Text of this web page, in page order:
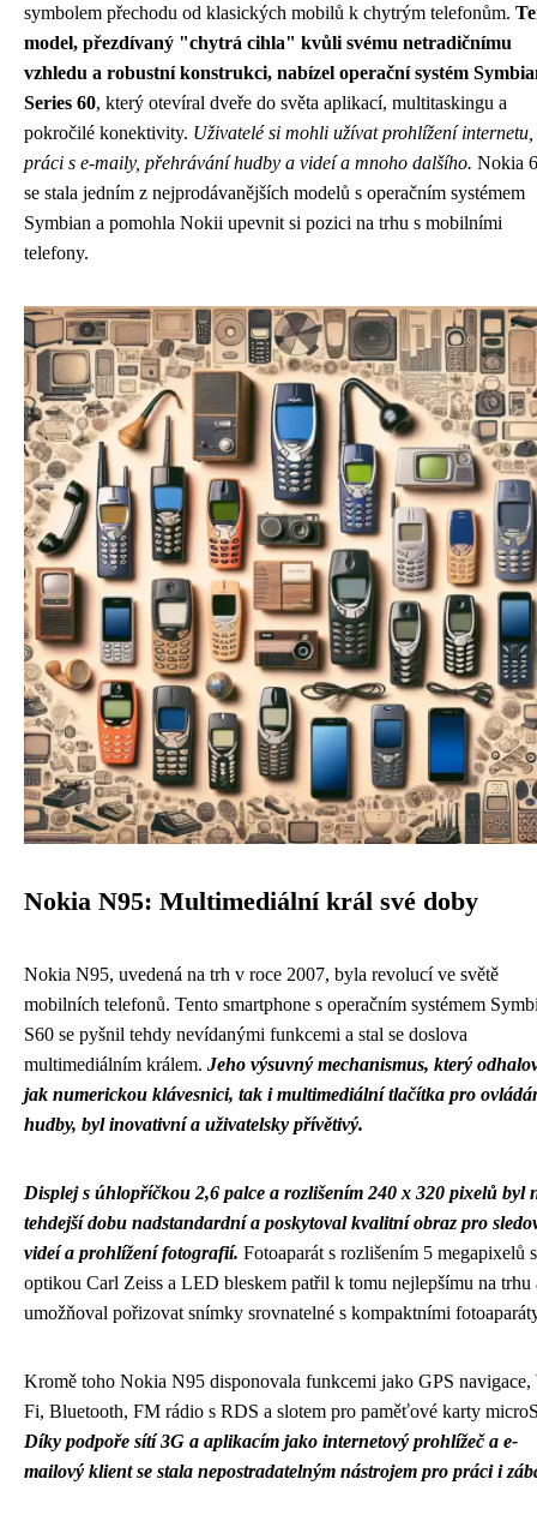
symbolem přechodu od klasických mobilů k chytrým telefonům.
model, přezdívaný "chytrá cihla" kvůli svému netradičnímu
vzhledu a robustní konstrukci, nabízel operační systém
Series 60, který otevíral dveře do světa aplikací, multitaskingu a
pokročilé konektivity. Uživatelé si mohli užívat prohlížení internetu,
práci s e-maily, přehrávání hudby a videí a mnoho dalšího. Nokia
se stala jedním z nejprodávanějších modelů s operačním systémem
Symbian a pomohla Nokii upevnit si pozici na trhu s mobilními
telefony.
Nokia N95: Multimediální král své doby
Nokia N95, uvedená na trh v roce 2007, byla revolucí ve světě
mobilních telefonů. Tento smartphone s operačním systémem
S60 se pyšnil tehdy nevídanými funkcemi a stal se doslova
multimediálním králem. Jeho výsuvný mechanismus, který
jak numerickou klávesnici, tak i multimediální tlačítka pro
hudby, byl inovativní a uživatelsky přívětivý.
Displej s úhlopříčkou 2,6 palce a rozlišením 240 x 320 pixelů byl
tehdejší dobu nadstandardní a poskytoval kvalitní obraz pro
videí a prohlížení fotografií. Fotoaparát s rozlišením 5 megapixelů s
optikou Carl Zeiss a LED bleskem patřil k tomu nejlepšímu na trhu
umožňoval pořizovat snímky srovnatelné s kompaktními
Kromě toho Nokia N95 disponovala funkcemi jako GPS navigace,
Fi, Bluetooth, FM rádio s RDS a slotem pro paměťové karty
Díky podpoře sítí 3G a aplikacím jako internetový prohlížeč a e-
mailový klient se stala nepostradatelným nástrojem pro práci i